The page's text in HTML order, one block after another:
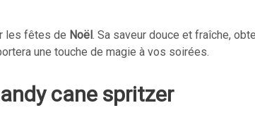
les fêtes de Noël. Sa saveur douce et fraîche,
une touche de magie à vos soirées.
cane spritzer